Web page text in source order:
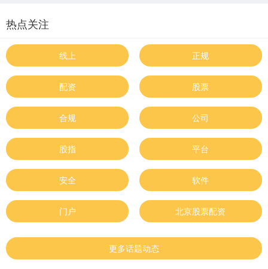
热点关注
线上 正规
配资 股票
合规 公司
股指 平台
安全 软件
门户 北京股票配资
更多话题动态